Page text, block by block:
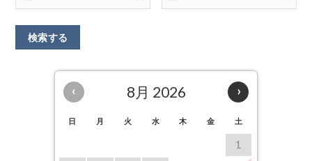
‹ ›
8月 2026
日 月 火 水 木 金 土
1